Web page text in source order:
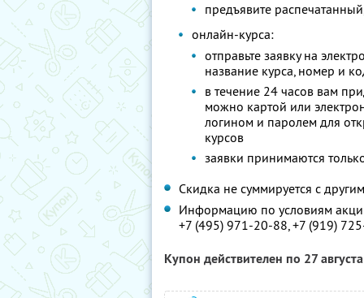
предъявите
онлайн-курса:
отправьте заявку на
название курса, номер и
в течение 24 часов вам
можно картой или
логином и паролем для
курсов
заявки принимаются
Скидка не суммируется с
Информацию по условиям
+7 (495) 971-20-88, +7 (919)
Купон действителен по 27